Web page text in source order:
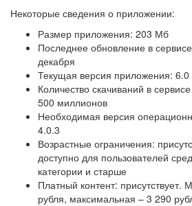
Некоторые сведения о приложении:
Размер приложения: 203 Мб
Последнее обновление в
декабря
Текущая версия приложения: 6.0
Количество скачиваний в
500 миллионов
Необходимая версия
4.0.3
Возрастные ограничения:
доступно для пользователей
категории и старше
Платный контент:
рубля, максимальная – 3 290